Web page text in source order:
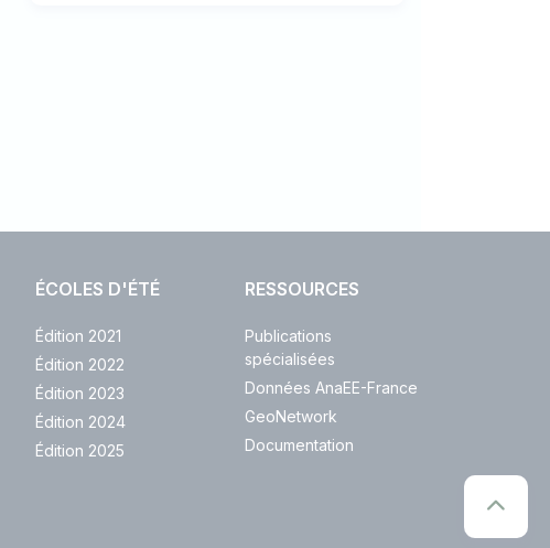
ÉCOLES D'ÉTÉ
Édition 2021
Édition 2022
Édition 2023
Édition 2024
Édition 2025
RESSOURCES
Publications
spécialisées
Données AnaEE-France
GeoNetwork
Documentation